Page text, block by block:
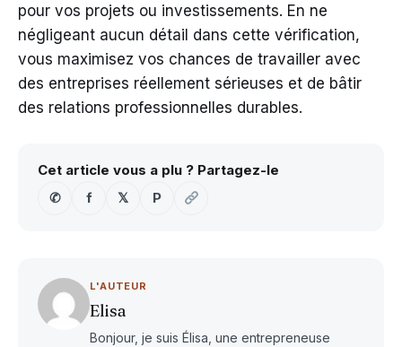
pour vos projets ou investissements. En ne
négligeant aucun détail dans cette vérification,
vous maximisez vos chances de travailler avec
des entreprises réellement sérieuses et de bâtir
des relations professionnelles durables.
Cet article vous a plu ? Partagez-le
✆
f 𝕏 P
L'AUTEUR
Elisa
Bonjour, je suis Élisa, une entrepreneuse